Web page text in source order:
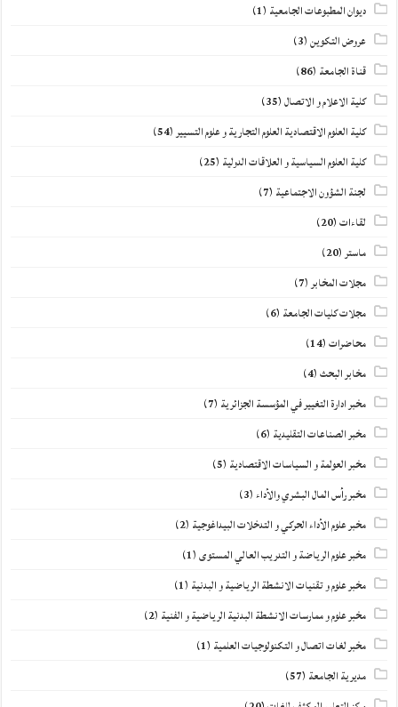
ديوان المطبوعات الجامعية (1)
عروض التكوين(3)
قناة الجامعة (86)
كلية الاعلام و الاتصال(35)
كلية العلوم الاقتصادية العلوم التجارية و علوم التسيير(54)
كلية العلوم السياسية و العلاقات الدولية (25)
لجنة الشؤون الاجتماعية (7)
لقاءات(20)
ماستر(20)
مجلات المخابر(7)
مجلات كليات الجامعة (6)
محاضرات(14)
مخابر البحث(4)
مخبر ادارة التغيير في المؤسسة الجزائرية (7)
مخبر الصناعات التقليدية (6)
مخبر العولمة و السياسات الاقتصادية (5)
مخبر رأس المال البشري والأداء(3)
مخبر علوم الأداء الحركي و التدخلات البيداغوجية (2)
مخبر علوم الرياضة و التدريب العالي المستوى(1)
مخبر علوم و تقنيات الانشطة الرياضية و البدنية (1)
مخبر علوم و ممارسات الانشطة البدنية الرياضية و الفنية (2)
مخبر لغات اتصال و التكنولوجيات العلمية (1)
مديرية الجامعة (57)